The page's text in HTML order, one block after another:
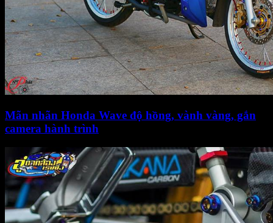
Mãn nhãn Honda Wave độ hồng, vành vàng, gắn
camera hành trình